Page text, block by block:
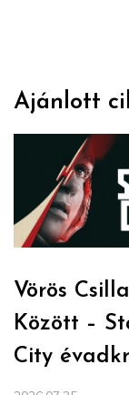
Ajánlott
Vörös
Között –
City